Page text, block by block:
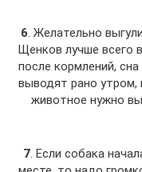
6. Желательно
Щенков лучше всего
после кормлений,
выводят рано утром,
животное нужно
7. Если собака